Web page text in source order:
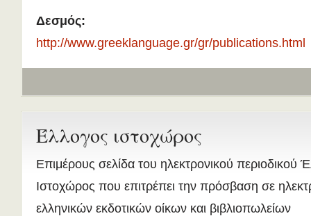
Δεσμός:
http://www.greeklanguage.gr/gr/publications.html
Έλλογος ιστοχώρος
Επιμέρους σελίδα του ηλεκτρονικού περιοδικού
Ιστοχώρος που επιτρέπει την πρόσβαση σε
ελληνικών εκδοτικών οίκων και βιβλιοπωλείων